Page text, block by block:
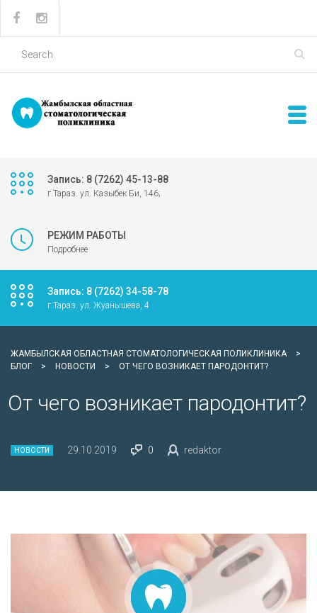
Запись: 8 (7262) 45-13-88
г.Тараз. ул. Казыбек Би, 146;
РЕЖИМ РАБОТЫ
Подробнее
Запись: 8 (7262) 34-58-78
г.Тараз. ул. Жуанышева, 4
ЖАМБЫЛСКАЯ ОБЛАСТНАЯ СТОМАТОЛОГИЧЕСКАЯ ПОЛИКЛИНИКА
>
БЛОГ
> НОВОСТИ > ОТ ЧЕГО ВОЗНИКАЕТ ПАРОДОНТИТ?
От чего возникает пародонтит?
НОВОСТИ 29.10.2019 0 redaktor